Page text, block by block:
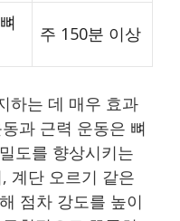
주 150분 이상
하는 데 매우 효과
과 근력 운동은 뼈
도를 향상시키는
계단 오르기 같은
점차 강도를 높이